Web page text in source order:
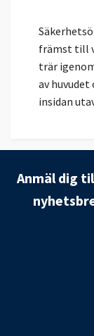
främst till
trär
av huvudet
insidan
Anmäl dig